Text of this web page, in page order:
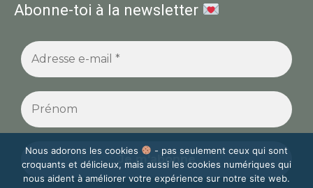
Abonne-toi à la newsletter
Nous adorons les cookies
- pas seulement ceux qui sont
croquants et délicieux, mais aussi les cookies numériques qui
nous aident à améliorer votre expérience sur notre site web.